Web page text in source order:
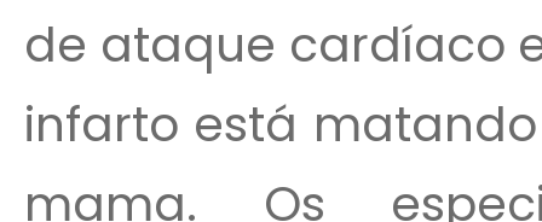
de ataque cardíaco
infarto está
mama. Os